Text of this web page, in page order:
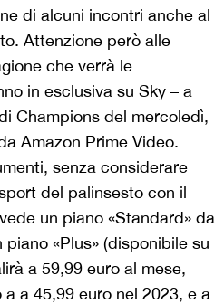
di alcuni incontri anche al
Attenzione però alle
che verrà le
in esclusiva su Sky – a
Champions del mercoledì,
Amazon Prime Video.
senza considerare
del palinsesto con il
un piano «Standard» da
«Plus» (disponibile su
a 59,99 euro al mese,
a 45,99 euro nel 2023, e a